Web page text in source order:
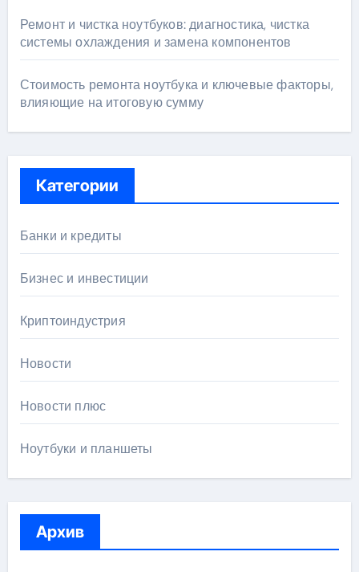
Ремонт и чистка ноутбуков: диагностика, чистка
системы охлаждения и замена компонентов
Стоимость ремонта ноутбука и ключевые факторы,
влияющие на итоговую сумму
Категории
Банки и кредиты
Бизнес и инвестиции
Криптоиндустрия
Новости
Новости плюс
Ноутбуки и планшеты
Архив